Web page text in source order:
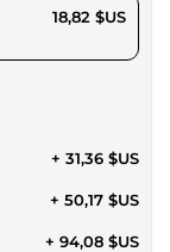
18,82 $US
+ 31,36 $US
+ 50,17 $US
+ 94,08 $US